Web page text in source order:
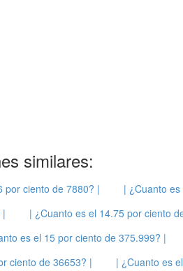
similares:
por ciento de 7880? |
| ¿Cuanto
|
| ¿Cuanto es el 14.75 por ciento
es el 15 por ciento de 375.999? |
ciento de 36653? |
| ¿Cuanto es